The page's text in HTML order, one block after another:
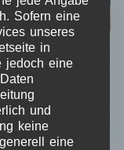
)
nach
Sofern eine
unseres
in
jedoch eine
und
keine
eine